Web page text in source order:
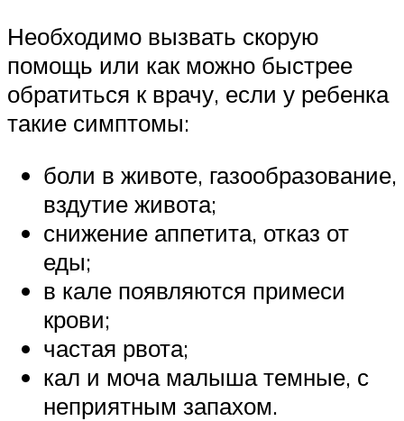
Необходимо вызвать скорую
помощь или как можно быстрее
обратиться к врачу, если у ребенка
такие симптомы:
боли в животе, газообразование,
вздутие живота;
снижение аппетита, отказ от
еды;
в кале появляются примеси
крови;
частая рвота;
кал и моча малыша темные, с
неприятным запахом.